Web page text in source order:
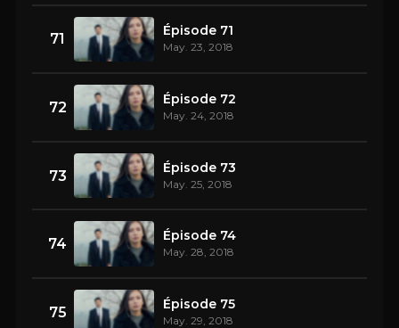
71 Épisode 71
May. 23, 2018
72 Épisode 72
May. 24, 2018
73 Épisode 73
May. 25, 2018
74 Épisode 74
May. 28, 2018
75 Épisode 75
May. 29, 2018